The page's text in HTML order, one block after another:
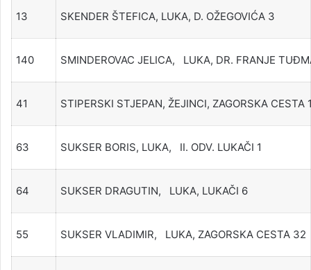
13 SKENDER ŠTEFICA, LUKA, D. OŽEGOVIĆA 3
140 SMINDEROVAC JELICA, LUKA, DR. FRANJE
41 STIPERSKI STJEPAN, ŽEJINCI, ZAGORSKA CESTA
63 SUKSER BORIS, LUKA, II. ODV. LUKAČI 1
64 SUKSER DRAGUTIN, LUKA, LUKAČI 6
55 SUKSER VLADIMIR, LUKA, ZAGORSKA CESTA 32